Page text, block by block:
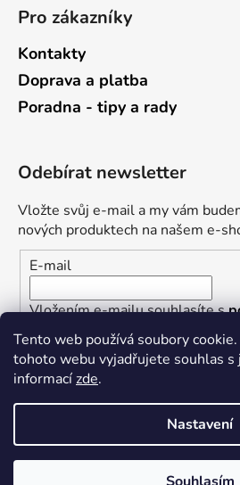
Tento web používá soubory
tohoto webu vyjadřujete souhlas s
informacízde.
Nastavení
Pro zákazníky
Kontakty
Doprava a platba
Poradna - tipy a rady
Odebírat newsletter
Vložte svůj e-mail a my vám
nových produktech na našem e-
E-mail
Vložením e-mailu souhlasíte s
osobních údajů
PŘIHLÁSIT SE
Vytvořil